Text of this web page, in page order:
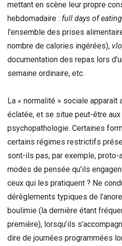
mettant en scène leur propre
hebdomadaire : full days of eating
l’ensemble des prises
nombre de calories ingérées),
documentation des repas lors
semaine ordinaire, etc.
La « normalité » sociale apparaît
éclatée, et se situe peut-être
psychopathologie. Certaines
certains régimes restrictifs
sont-ils pas, par exemple, proto-
modes de pensée qu’ils
ceux qui les pratiquent ? Ne
dérèglements typiques de
boulimie (la dernière étant
première), lorsqu’ils
dire de journées programmées